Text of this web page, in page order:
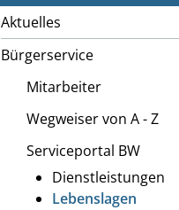
Aktuelles
Bürgerservice
Mitarbeiter
Wegweiser von A - Z
Serviceportal BW
Dienstleistungen
Lebenslagen